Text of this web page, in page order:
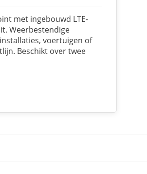
met ingebouwd LTE-
Weerbestendige
voertuigen of
Beschikt over twee